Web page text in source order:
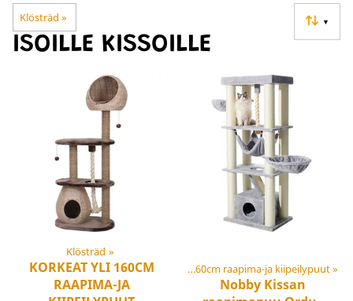
Klösträd ‪» ▼
ISOILLE KISSOILLE
Klösträd ‪»
KORKEAT YLI 160CM
RAAPIMA-JA
Klösträd‪» Korkeat yli 160cm raapima-ja kiipeilypuut‪»
Nobby Kissan